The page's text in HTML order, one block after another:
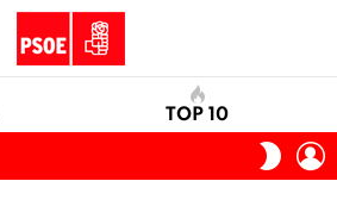
TOP 10
SKIN